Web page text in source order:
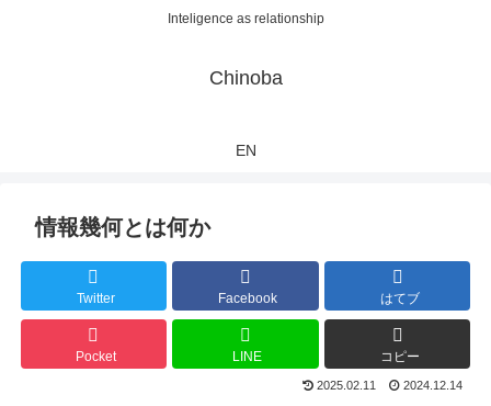
Inteligence as relationship
Chinoba
EN
情報幾何とは何か
Twitter Facebook はてブ
Pocket LINE コピー
2025.02.11 2024.12.14